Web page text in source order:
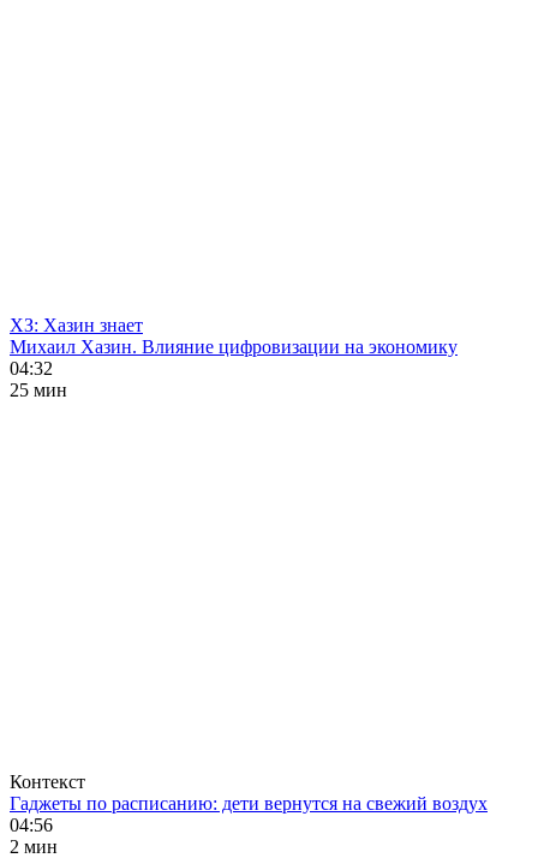
ХЗ: Хазин знает
Михаил Хазин. Влияние цифровизации на экономику
04:32
25 мин
Контекст
Гаджеты по расписанию: дети вернутся на свежий воздух
04:56
2 мин